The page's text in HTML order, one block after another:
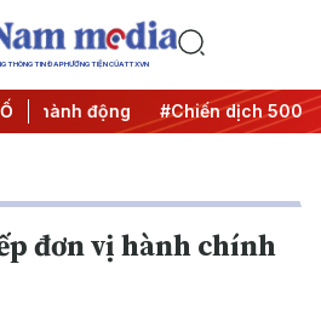
THÔNG TIN ĐA PHƯƠNG TIỆN CỦA TTXVN
động #Chiến dịch 500 ngày
đơn vị hành chính